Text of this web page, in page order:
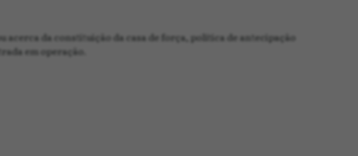
da constituição da casa de força, política de antecipação
em operação.